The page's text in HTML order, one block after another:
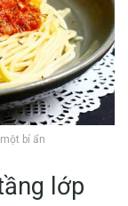
bí ẩn
lớp